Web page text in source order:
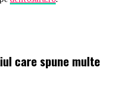
care spune multe